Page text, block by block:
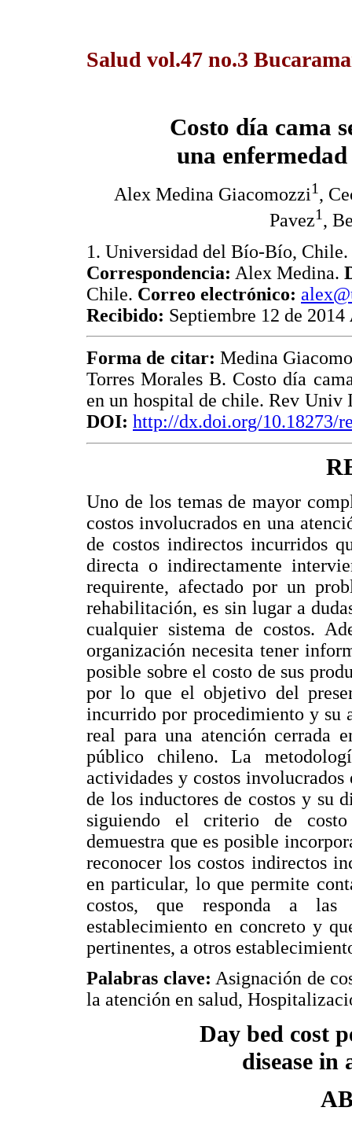
Salud vol.47 no.3
Costo día cama
una
Alex Medina Giacomozzi1,
Pavez1,
1. Universidad del Bío-Bío, Chile.
Correspondencia: Alex Medina.
Chile. Correo electrónico:
Recibido: Septiembre 12 de 2014
Forma de citar: Medina
Torres Morales B. Costo día
en un hospital de chile. Rev Univ
DOI: http://dx.doi.org/10.18273/
Uno de los temas de mayor
costos involucrados en una
de costos indirectos incurridos
directa o indirectamente
requirente, afectado por un
rehabilitación, es sin lugar a
cualquier sistema de costos.
organización necesita tener
posible sobre el costo de sus
por lo que el objetivo del
incurrido por procedimiento y su
real para una atención cerrada
público chileno. La
actividades y costos
de los inductores de costos y su
siguiendo el criterio de costo
demuestra que es posible
reconocer los costos indirectos
en particular, lo que permite
costos, que responda a las
establecimiento en concreto y
pertinentes, a otros
Palabras clave: Asignación de
la atención en salud,
Day bed cost
disease in